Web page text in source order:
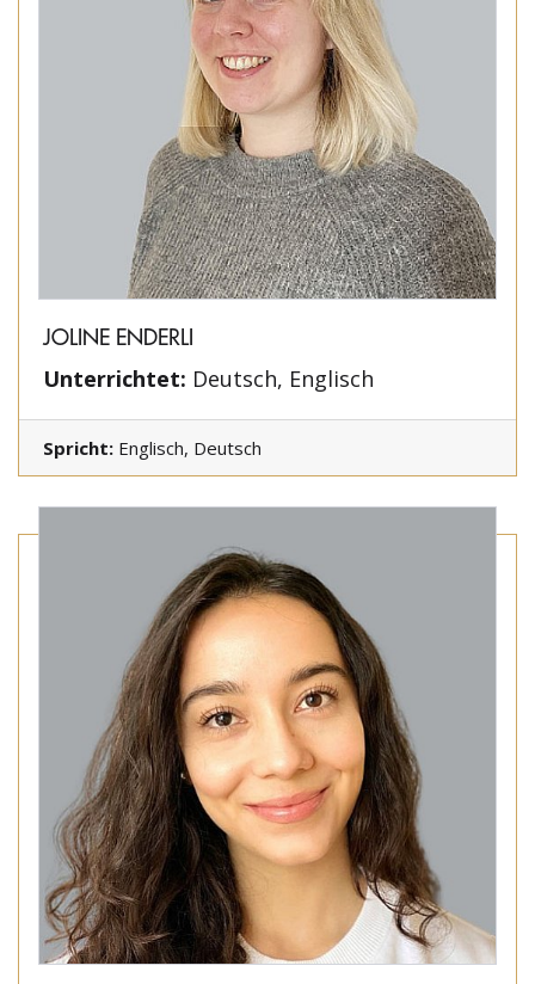
JOLINE ENDERLI
Unterrichtet: Deutsch, Englisch
Spricht: Englisch, Deutsch